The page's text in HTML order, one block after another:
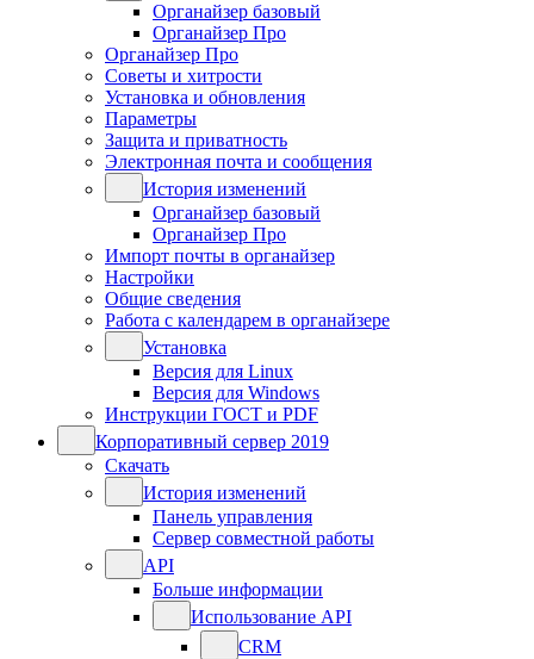
Органайзер базовый
Органайзер Про
Органайзер Про
Советы и хитрости
Установка и обновления
Параметры
Защита и приватность
Электронная почта и сообщения
История изменений
Органайзер базовый
Органайзер Про
Импорт почты в органайзер
Настройки
Общие сведения
Работа с календарем в органайзере
Установка
Версия для Linux
Версия для Windows
Инструкции ГОСТ и PDF
Корпоративный сервер 2019
Скачать
История изменений
Панель управления
Сервер совместной работы
API
Больше информации
Использование API
CRM